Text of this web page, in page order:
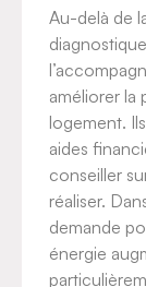
Au-delà de
améliorer la
logement.
aides
conseiller
réaliser.
demande
énergie